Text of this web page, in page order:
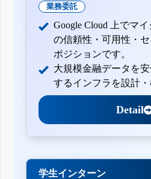
業務委託
Google Cloud 上でマ
の信頼性・可用性・
ポジションです。
大規模金融データを
するインフラを設計・
Detail
学生インターン